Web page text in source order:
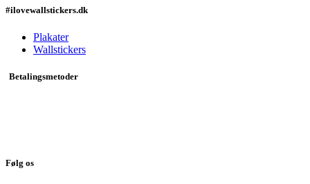
#ilovewallstickers.dk
Plakater
Wallstickers
Betalingsmetoder
Følg os